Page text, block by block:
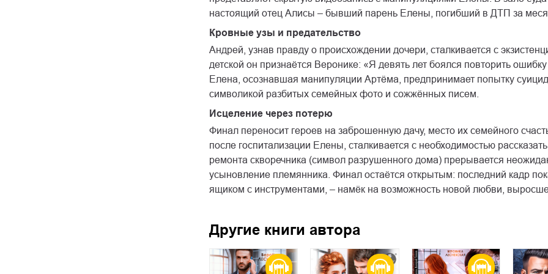
настоящий отец Алисы – бывший парень Елены, погибший в ДТП за
Кровные узы и предательство
Андрей, узнав правду о происхождении дочери, сталкивается с
детской он признаётся Веронике: «Я девять лет боялся повторить
Елена, осознавшая манипуляции Артёма, предпринимает попытку
символикой разбитых семейных фото и сожжённых писем.
Исцеление через потерю
Финал переносит героев на заброшенную дачу, место их семейного
после госпитализации Елены, сталкивается с необходимостью
ремонта скворечника (символ разрушенного дома) прерывается
усыновление племянника. Финал остаётся открытым: последний кадр
ящиком с инструментами, – намёк на возможность новой любви,
Другие книги автора